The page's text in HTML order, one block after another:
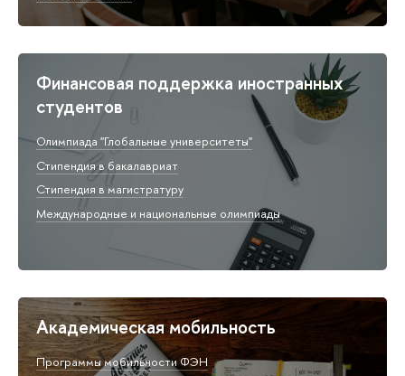
Финансовая поддержка иностранных
студентов
Олимпиада "Глобальные университеты"
Стипендия в бакалавриат
Стипендия в магистратуру
Международные и национальные олимпиады
Академическая мобильность
Программы мобильности ФЭН